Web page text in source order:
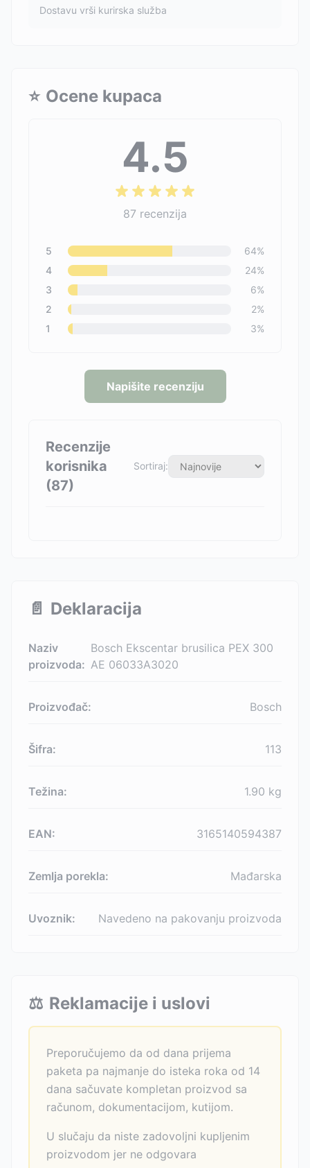
Dostavu vrši kurirska služba
⭐ Ocene kupaca
4.5
87 recenzija
5 64%
4
24%
3
6%
2
2%
1
3%
Napišite recenziju
Recenzije
korisnika
(87)
Sortiraj:
📄 Deklaracija
Naziv
proizvoda:
Bosch Ekscentar brusilica PEX 300
AE 06033A3020
Proizvođač: Bosch
Šifra: 113
Težina: 1.90 kg
EAN: 3165140594387
Zemlja porekla: Mađarska
Uvoznik: Navedeno na pakovanju proizvoda
⚖️ Reklamacije i uslovi
Preporučujemo da od dana prijema
paketa pa najmanje do isteka roka od 14
dana sačuvate kompletan proizvod sa
računom, dokumentacijom, kutijom.
U slučaju da niste zadovoljni kupljenim
proizvodom jer ne odgovara